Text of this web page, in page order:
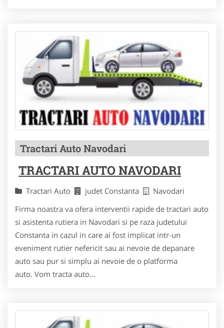
Tractari Auto Navodari
TRACTARI AUTO NAVODARI
Tractari Auto judet Constanta
Navodari
Firma noastra va ofera interventii rapide de tractari auto
si asistenta rutiera in Navodari si pe raza judetului
Constanta in cazul in care ai fost implicat intr-un
eveniment rutier nefericit sau ai nevoie de depanare
auto sau pur si simplu ai nevoie de o platforma
auto. Vom tracta auto...